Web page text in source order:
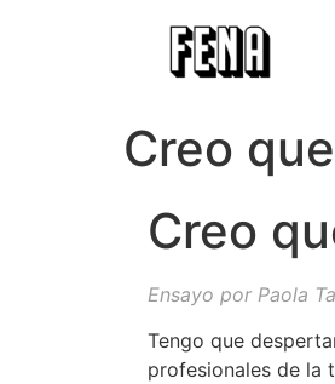
Creo
Creo
Ensayo por Paola
Tengo que
profesionales de la